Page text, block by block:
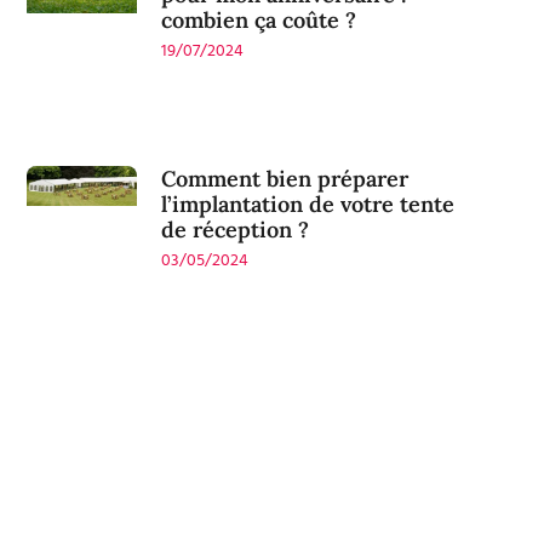
combien ça coûte ?
19/07/2024
Comment bien préparer
l’implantation de votre tente
de réception ?
03/05/2024